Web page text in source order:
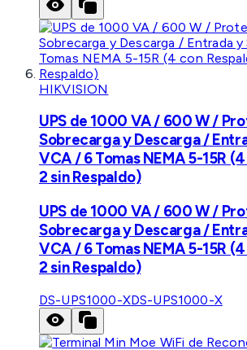
HIKVISION
UPS de 1000 VA / 600 W /
Sobrecarga y Descarga /
VCA / 6 Tomas NEMA 5-15R
2 sin Respaldo)
UPS de 1000 VA / 600 W /
Sobrecarga y Descarga /
VCA / 6 Tomas NEMA 5-15R
2 sin Respaldo)
DS-UPS1000-XDS-UPS1000-X